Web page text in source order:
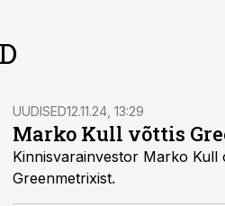
UUDISED12.11.24, 13:29
Marko Kull võttis
Kinnisvarainvestor Marko Kull
Greenmetrixist.